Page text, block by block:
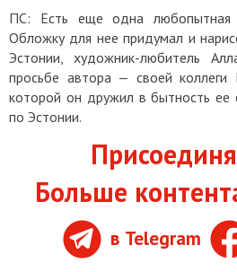
ПС: Есть еще одна любопытная
Обложку для нее придумал и
Эстонии, художник-любитель
просьбе автора — своей коллеги
которой он дружил в бытность ее
по Эстонии.
Больше
в Telegram